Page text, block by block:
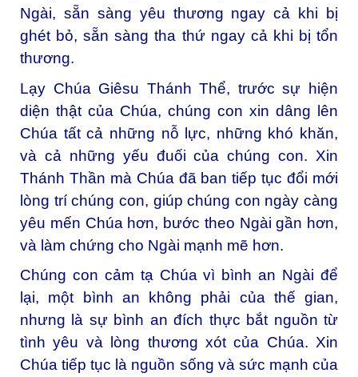
Ngài, sẵn sàng yêu thương ngay cả khi bị
ghét bỏ, sẵn sàng tha thứ ngay cả khi bị tổn
thương.
Lạy Chúa Giêsu Thánh Thể, trước sự hiện
diện thật của Chúa, chúng con xin dâng lên
Chúa tất cả những nỗ lực, những khó khăn,
và cả những yếu đuối của chúng con. Xin
Thánh Thần mà Chúa đã ban tiếp tục đổi mới
lòng trí chúng con, giúp chúng con ngày càng
yêu mến Chúa hơn, bước theo Ngài gần hơn,
và làm chứng cho Ngài mạnh mẽ hơn.
Chúng con cảm tạ Chúa vì bình an Ngài để
lại, một bình an không phải của thế gian,
nhưng là sự bình an đích thực bắt nguồn từ
tình yêu và lòng thương xót của Chúa. Xin
Chúa tiếp tục là nguồn sống và sức mạnh của